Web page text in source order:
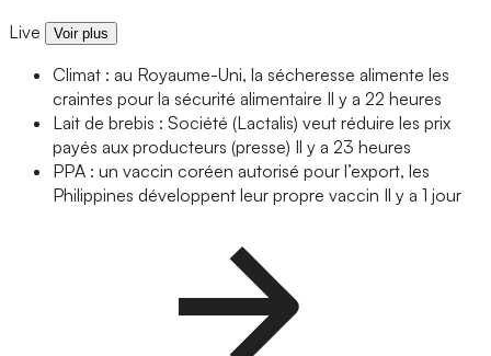
Live Voir plus
Climat : au Royaume-Uni, la sécheresse alimente les
craintes pour la sécurité alimentaire Il y a 22 heures
Lait de brebis : Société (Lactalis) veut réduire les prix
payés aux producteurs (presse) Il y a 23 heures
PPA : un vaccin coréen autorisé pour l’export, les
Philippines développent leur propre vaccin Il y a 1 jour